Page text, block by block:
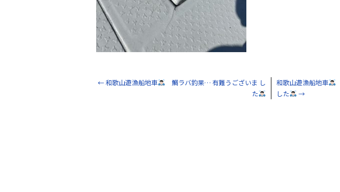
←和歌山遊漁船地車
鯛ラバ釣果… 有難うございま し
た
和歌山遊漁船地車
した
→